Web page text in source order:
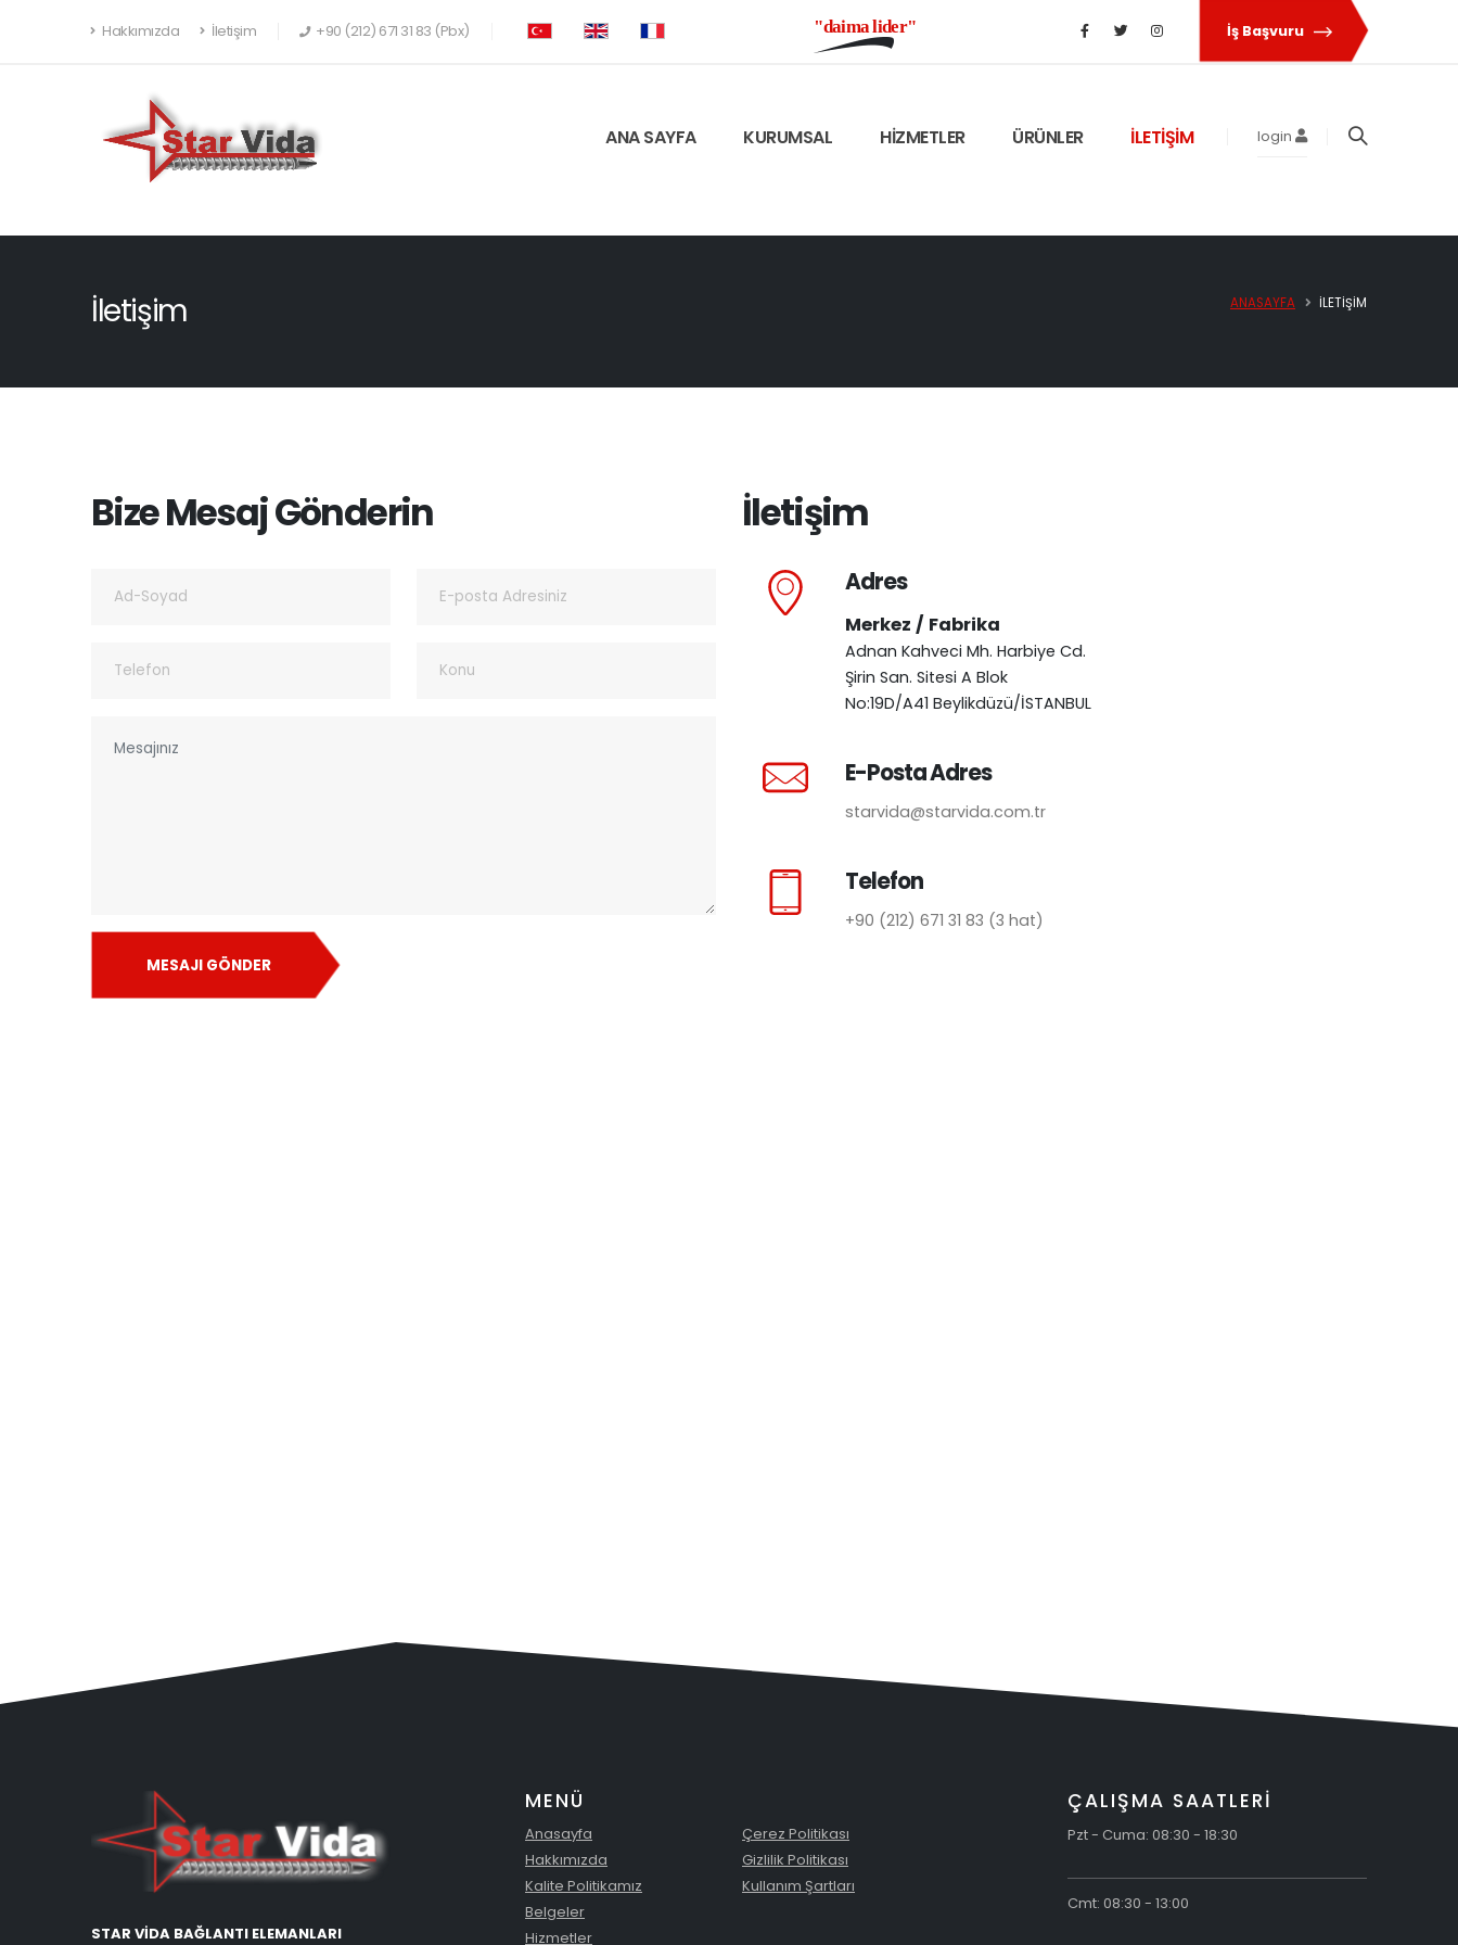
Hakkımızda İletişim +90 (212) 671 31 83 (Pbx) "daima lider" İş Başvuru
ANA SAYFA KURUMSAL HİZMETLER ÜRÜNLER İLETİŞİM login
İletişim ANASAYFA İLETIŞIM
Bize Mesaj Gönderin
MESAJI GÖNDER
İletişim
Adres
Merkez / Fabrika
Adnan Kahveci Mh. Harbiye Cd.
Şirin San. Sitesi A Blok
No:19D/A41 Beylikdüzü/İSTANBUL
E-Posta Adres
starvida@starvida.com.tr
Telefon
+90 (212) 671 31 83 (3 hat)
STAR VİDA BAĞLANTI ELEMANLARI
MENÜ
Anasayfa
Hakkımızda
Kalite Politikamız
Belgeler
Hizmetler
Çerez Politikası
Gizlilik Politikası
Kullanım Şartları
ÇALIŞMA SAATLERİ
Pzt - Cuma: 08:30 - 18:30
Cmt: 08:30 - 13:00